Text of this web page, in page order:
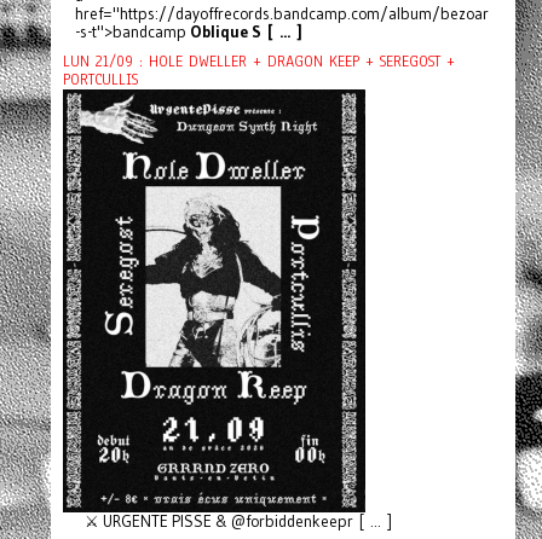
href="https://dayoffrecords.bandcamp.com/album/bezoar
-s-t">bandcamp Oblique S [ ... ]
LUN 21/09 : HOLE DWELLER + DRAGON KEEP + SEREGOST +
PORTCULLIS
⚔️ URGENTE PISSE & @forbiddenkeepr [ ... ]